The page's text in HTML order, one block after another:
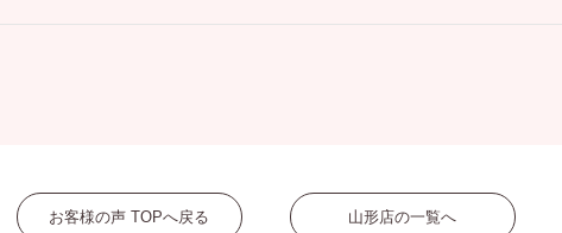
お客様の声 TOPへ戻る 山形店の一覧へ